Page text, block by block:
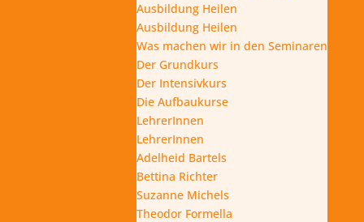
Ausbildung Heilen
Ausbildung Heilen
Was machen wir in den Seminaren
Der Grundkurs
Der Intensivkurs
Die Aufbaukurse
LehrerInnen
LehrerInnen
Adelheid Bartels
Bettina Richter
Suzanne Michels
Theodor Formella